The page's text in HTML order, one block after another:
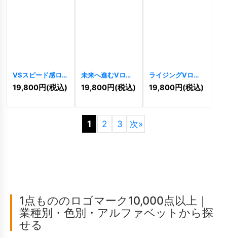
VSスピード感ロゴ
[4610]
19,800円(税込)
未来へ進むVロゴ
[4613]
19,800円(税込)
ライジングVロゴ
[4604]
19,800円(税込)
1 2 3 次»
1点もののロゴマーク10,000点以上｜
業種別・色別・アルファベットから探
せる